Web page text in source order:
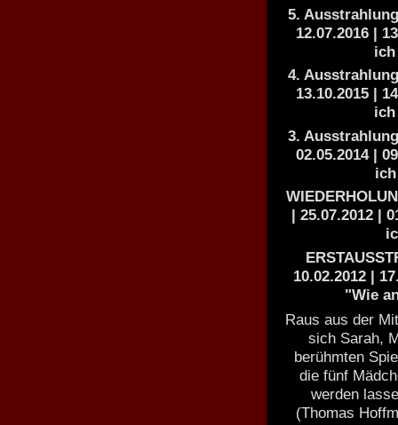
5.
12.07.2016 |
4.
13.10.2015 |
3.
02.05.2014 |
| 25.07.2012 |
10.02.2012 |
"Wie
Raus aus der
sich Sarah,
berühmten
die fünf
werden
(Thomas